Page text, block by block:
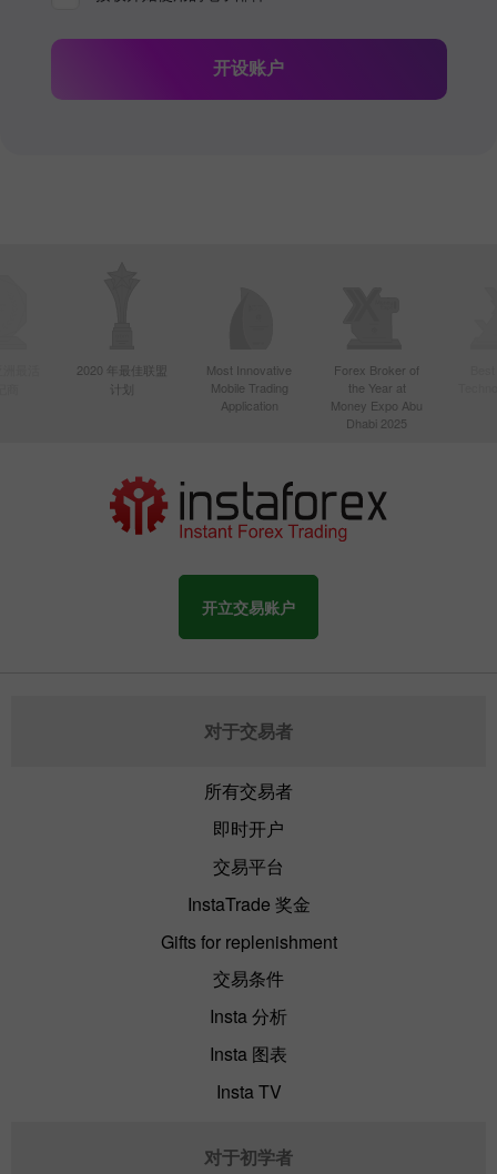
2020 年最佳联盟
计划
Most Innovative
Mobile Trading
Application
Forex Broker of
the Year at
Money Expo Abu
Dhabi 2025
开立交易账户
对于交易者
所有交易者
即时开户
交易平台
InstaTrade 奖金
Gifts for replenishment
交易条件
Insta 分析
Insta 图表
Insta TV
对于初学者